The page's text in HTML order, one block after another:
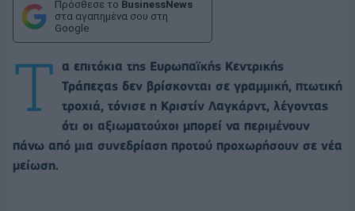
Πρόσθεσε το BusinessNews
στα αγαπημένα σου στη
Google
Τ
α επιτόκια της Ευρωπαϊκής Κεντρικής
Τράπεζας δεν βρίσκονται σε γραμμική, πτωτική
τροχιά, τόνισε η Κριστίν Λαγκάρντ, λέγοντας
ότι οι αξιωματούχοι μπορεί να περιμένουν
πάνω από μια συνεδρίαση προτού προχωρήσουν σε νέα
μείωση.